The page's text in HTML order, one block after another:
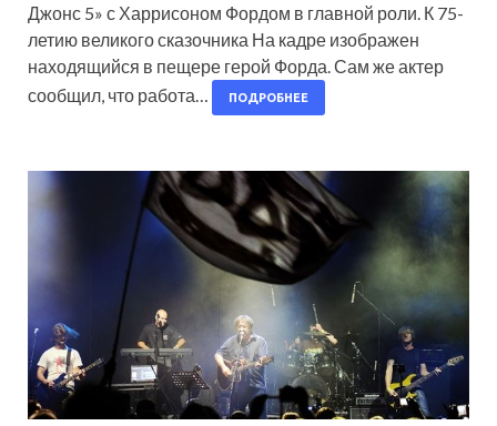
Джонс 5» с Харрисоном Фордом в главной роли. К 75-
летию великого сказочника На кадре изображен
находящийся в пещере герой Форда. Сам же актер
сообщил, что работа…
ПОДРОБНЕЕ